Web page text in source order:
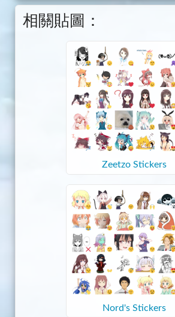
相關貼圖：
Zeetzo Stickers
Nord's Stickers